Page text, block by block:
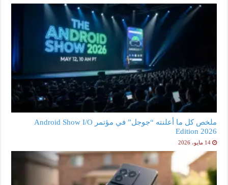
ملخص كل ما أعلنته “جوجل” في مؤتمر Android Show I/O
Edition 2026
14 مايو، 2026